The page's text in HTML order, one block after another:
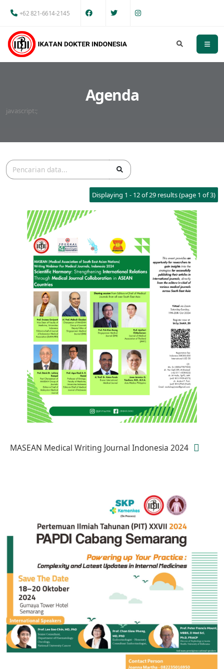
+62 821-6614-2145
Agenda
javascript:;
Displaying 1 - 12 of 29 results (page 1 of 3)
MASEAN Medical Writing Journal Indonesia 2024